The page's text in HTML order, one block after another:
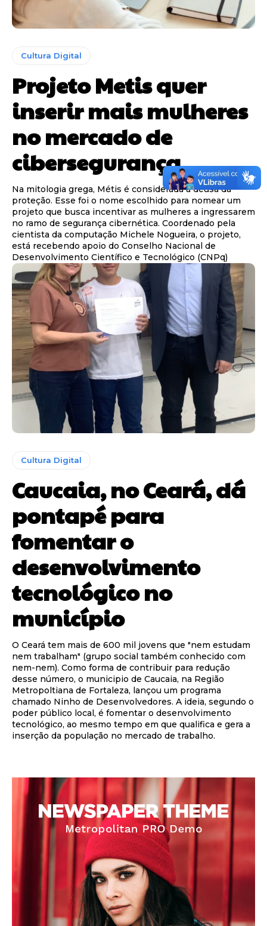
Cultura Digital
Projeto Metis quer
inserir mais mulheres
no mercado de
cibersegurança
Na mitologia grega, Métis é considerada a deusa da
proteção. Esse foi o nome escolhido para nomear um
projeto que busca incentivar as mulheres a ingressarem
no ramo de segurança cibernética. Coordenado pela
cientista da computação Michele Nogueira, o projeto,
está recebendo apoio do Conselho Nacional de
Desenvolvimento Científico e Tecnológico (CNPq)
Cultura Digital
Caucaia, no Ceará, dá
pontapé para
fomentar o
desenvolvimento
tecnológico no
município
O Ceará tem mais de 600 mil jovens que "nem estudam
nem trabalham" (grupo social também conhecido com
nem-nem). Como forma de contribuir para redução
desse número, o municipio de Caucaia, na Região
Metropoltiana de Fortaleza, lançou um programa
chamado Ninho de Desenvolvedores. A ideia, segundo o
poder público local, é fomentar o desenvolvimento
tecnológico, ao mesmo tempo em que qualifica e gera a
inserção da população no mercado de trabalho.